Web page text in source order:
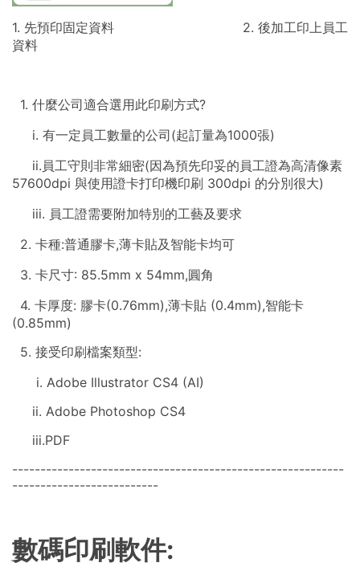
1. 先預印固定資料 2. 後加工印上員工
資料
1. 什麼公司適合選用此印刷方式?
i. 有一定員工數量的公司(起訂量為1000張)
ii.員工守則非常細密(因為預先印妥的員工證為高清像素
57600dpi 與使用證卡打印機印刷 300dpi 的分別很大)
iii. 員工證需要附加特別的工藝及要求
2. 卡種:普通膠卡,薄卡貼及智能卡均可
3. 卡尺寸: 85.5mm x 54mm,圓角
4. 卡厚度: 膠卡(0.76mm),薄卡貼 (0.4mm),智能卡
(0.85mm)
5. 接受印刷檔案類型:
i. Adobe Illustrator CS4 (AI)
ii. Adobe Photoshop CS4
iii.PDF
-----------------------------------------------------------
--------------------------
數碼印刷軟件: